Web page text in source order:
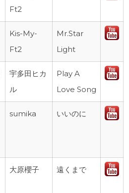
Ft2
Kis-My-
Ft2
Mr.Star
Light
宇多田ヒカ
ル
Play A
Love Song
sumika いいのに
大原櫻子 遠くまで